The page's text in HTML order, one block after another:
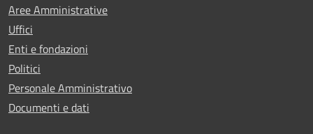
Aree Amministrative
Uffici
Enti e fondazioni
Politici
Personale Amministrativo
Documenti e dati